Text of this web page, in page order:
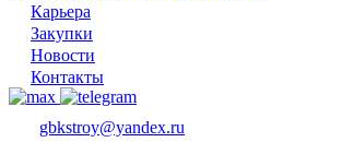
Карьера
Закупки
Новости
Контакты
gbkstroy@yandex.ru